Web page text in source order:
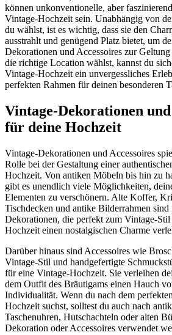
können unkonventionelle, aber
Vintage-Hochzeit sein. Unabhängig von
du wählst, ist es wichtig, dass sie den
ausstrahlt und genügend Platz bietet, um
Dekorationen und Accessoires zur
die richtige Location wählst, kannst du
Vintage-Hochzeit ein unvergessliches
perfekten Rahmen für deinen besonderen
Vintage-Dekorationen und
für deine Hochzeit
Vintage-Dekorationen und Accessoires
Rolle bei der Gestaltung einer
Hochzeit. Von antiken Möbeln bis hin zu
gibt es unendlich viele Möglichkeiten,
Elementen zu verschönern. Alte Koffer,
Tischdecken und antike Bilderrahmen
Dekorationen, die perfekt zum Vintage-Stil
Hochzeit einen nostalgischen Charme
Darüber hinaus sind Accessoires wie
Vintage-Stil und handgefertigte
für eine Vintage-Hochzeit. Sie verleihen
dem Outfit des Bräutigams einen Hauch
Individualität. Wenn du nach dem
Hochzeit suchst, solltest du auch nach
Taschenuhren, Hutschachteln oder alten
Dekoration oder Accessoires verwendet